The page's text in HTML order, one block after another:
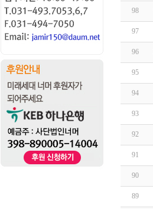
98
97
96
95
94
93
92
91
90
89